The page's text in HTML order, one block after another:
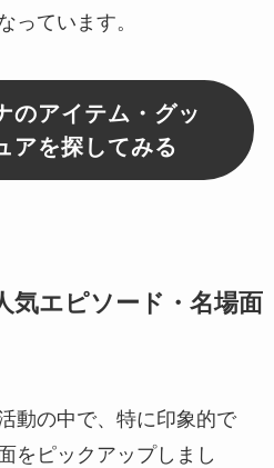
っています。
のアイテム・グッ
アを探してみる
気エピソード・名場面
動の中で、特に印象的で
をピックアップしまし